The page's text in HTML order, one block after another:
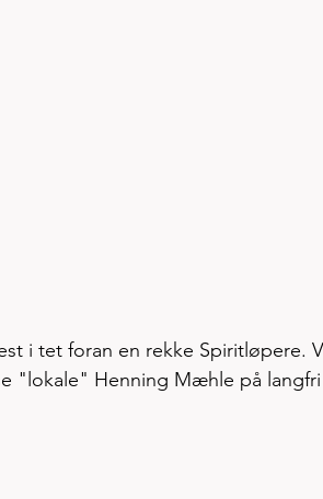
i tet foran en rekke Spiritløpere.
"lokale" Henning Mæhle på